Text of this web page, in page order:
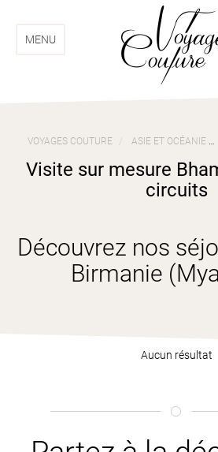
menu
contenuMENU
VOYAGES COUTURE ASIE ET OCÉANIE
Visite sur mesure
circuits
Découvrez nos
Birmanie
Aucun résultat